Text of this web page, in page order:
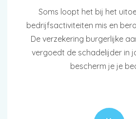
Soms loopt het bij het
bedrijfsactiviteiten mis en
De verzekering burgerlijke
vergoedt de schadelijder in
bescherm je je